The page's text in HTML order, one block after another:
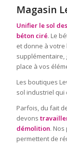
Magasin
Unifier le sol
béton ciré. Le
et donne à
supplémentaire,
place à vos
Les boutiques
sol industriel qui
Parfois, du fait
devons
démolition.
permettent de